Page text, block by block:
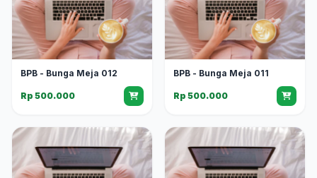
BPB - Bunga Meja 012
Rp 500.000
BPB - Bunga Meja 011
Rp 500.000